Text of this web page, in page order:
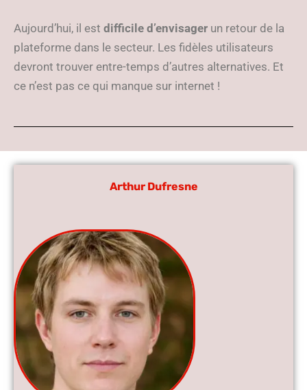
Aujourd’hui, il est difficile d’envisager un retour de la
plateforme dans le secteur. Les fidèles utilisateurs
devront trouver entre-temps d’autres alternatives. Et
ce n’est pas ce qui manque sur internet !
Arthur Dufresne